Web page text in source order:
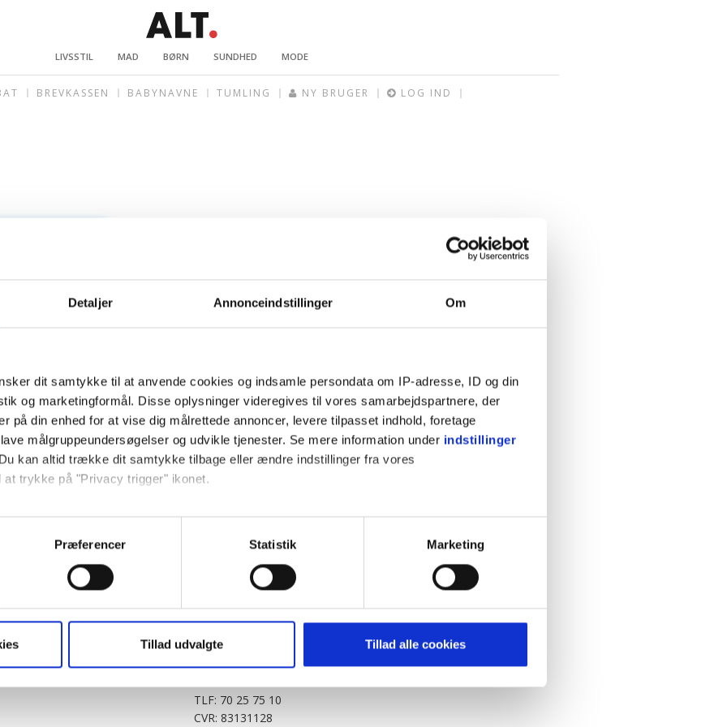
Detaljer Annonceindstillinger Om
dit samtykke til at anvende cookies og indsamle persondata om IP-adresse, ID og din
og marketingformål. Disse oplysninger videregives til vores samarbejdspartnere, der
på din enhed for at vise dig målrettede annoncer, levere tilpasset indhold, foretage
målgruppeundersøgelser og udvikle tjenester. Se mere information under indstillinger
kan altid trække dit samtykke tilbage eller ændre indstillinger fra vores
at trykke på "Privacy trigger" ikonet.
gerne:
om din placering, der kan være nøjagtig inden for få meter
baseret på en scanning af dens unikke karakteristika (fingerprinting)
må bruge egne cookies og cookies fra tredjeparter til at optimere dit besøg på vores
generere statistik og huske dine præferencer samt til brug for markedsføring, så vi
tilbage. Du skal være opmærksom på, at vores hjemmeside muligvis ikke fungerer
cookies eller tilbagetrækker et samtykke. Du kan læse mere om vores brug af cookies
Præferencer Statistik Marketing
Tillad udvalgte Tillad alle cookies
LIVSSTIL MAD BØRN SUNDHED MODE
BREVKASSEN BABYNAVNE TUMLING NY BRUGER LOG IND
KitchenOne.dk
Jollyroom.dk
Outnorth.dk
Klikk.no
Alt.dk
Realityportalen.dk
Cookiepolitik
Privatlivspolitik
BABY.DK
Story House Egmont A/S
Strødamvej 46
TLF: 70 25 75 10
CVR: 83131128